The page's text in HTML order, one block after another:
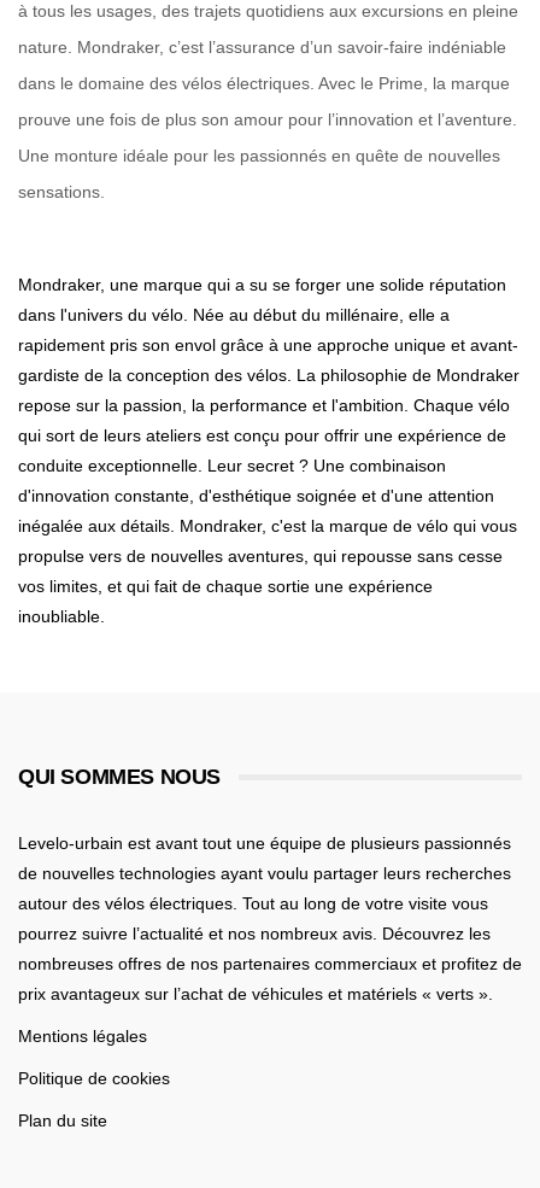
à tous les usages, des trajets quotidiens aux excursions en pleine
nature. Mondraker, c’est l’assurance d’un savoir-faire indéniable
dans le domaine des vélos électriques. Avec le Prime, la marque
prouve une fois de plus son amour pour l’innovation et l’aventure.
Une monture idéale pour les passionnés en quête de nouvelles
sensations.
Mondraker, une marque qui a su se forger une solide réputation
dans l'univers du vélo. Née au début du millénaire, elle a
rapidement pris son envol grâce à une approche unique et avant-
gardiste de la conception des vélos. La philosophie de Mondraker
repose sur la passion, la performance et l'ambition. Chaque vélo
qui sort de leurs ateliers est conçu pour offrir une expérience de
conduite exceptionnelle. Leur secret ? Une combinaison
d'innovation constante, d'esthétique soignée et d'une attention
inégalée aux détails. Mondraker, c'est la marque de vélo qui vous
propulse vers de nouvelles aventures, qui repousse sans cesse
vos limites, et qui fait de chaque sortie une expérience
inoubliable.
QUI SOMMES NOUS
Levelo-urbain est avant tout une équipe de plusieurs passionnés
de nouvelles technologies ayant voulu partager leurs recherches
autour des vélos électriques. Tout au long de votre visite vous
pourrez suivre l’actualité et nos nombreux avis. Découvrez les
nombreuses offres de nos partenaires commerciaux et profitez de
prix avantageux sur l’achat de véhicules et matériels « verts ».
Mentions légales
Politique de cookies
Plan du site